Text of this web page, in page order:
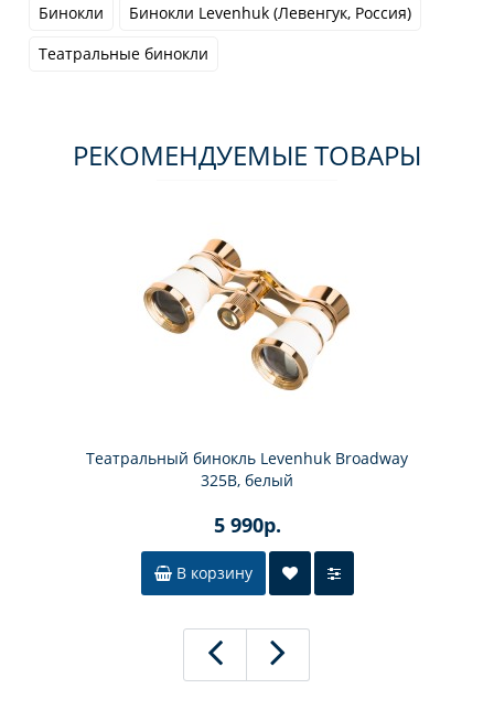
Бинокли
Бинокли Levenhuk (Левенгук, Россия)
Театральные бинокли
РЕКОМЕНДУЕМЫЕ ТОВАРЫ
Театральный бинокль Levenhuk Broadway
325B, белый
5 990р.
В корзину